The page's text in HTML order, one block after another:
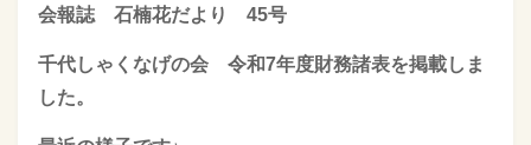
会報誌 石楠花だより 45号
千代しゃくなげの会 令和7年度財務諸表を掲載しま
した。